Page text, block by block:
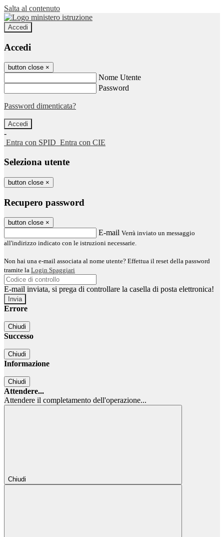
Salta al contenuto
Accedi
Accedi
button close ×
Nome Utente
Password
Password dimenticata?
-
Entra con SPID Entra con CIE
Seleziona utente
button close ×
Recupero password
button close ×
E-mail Verrà inviato un messaggio
all'indirizzo indicato con le istruzioni necessarie.
Non hai una e-mail associata al nome utente? Effettua il reset della password
tramite la Login Spaggiari
E-mail inviata, si prega di controllare la casella di posta elettronica!
Errore
Chiudi
Successo
Chiudi
Informazione
Chiudi
Attendere...
Attendere il completamento dell'operazione...
Chiudi